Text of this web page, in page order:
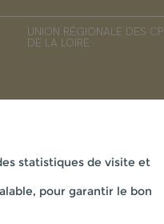
UNION RÉGIONALE DES
DE LA LOIRE
RURALE LA
statistiques de visite et
pour garantir le bon